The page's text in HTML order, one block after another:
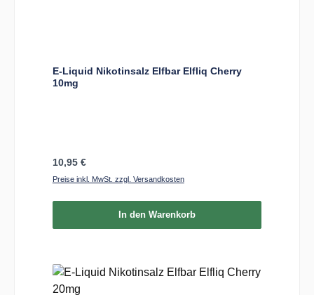
E-Liquid Nikotinsalz Elfbar Elfliq Cherry
10mg
Regulärer Preis:
10,95 €
Preise inkl. MwSt. zzgl. Versandkosten
In den Warenkorb